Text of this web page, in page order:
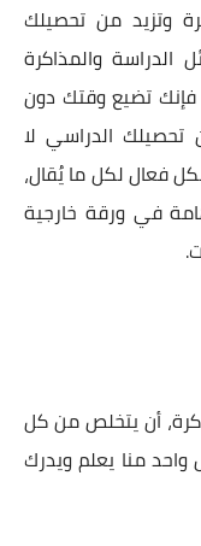
وتزيد من تحصيلك
الدراسة والمذاكرة
فإنك تضيع وقتك دون
تحصيلك الدراسي لا
فعال لكل ما يُقال،
في ورقة خارجية
أن يتخلص من كل
واحد منا يعلم ويدرك